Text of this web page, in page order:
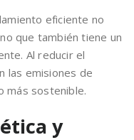
eficiente no
que también tiene un
Al reducir el
las emisiones de
más sostenible.
y